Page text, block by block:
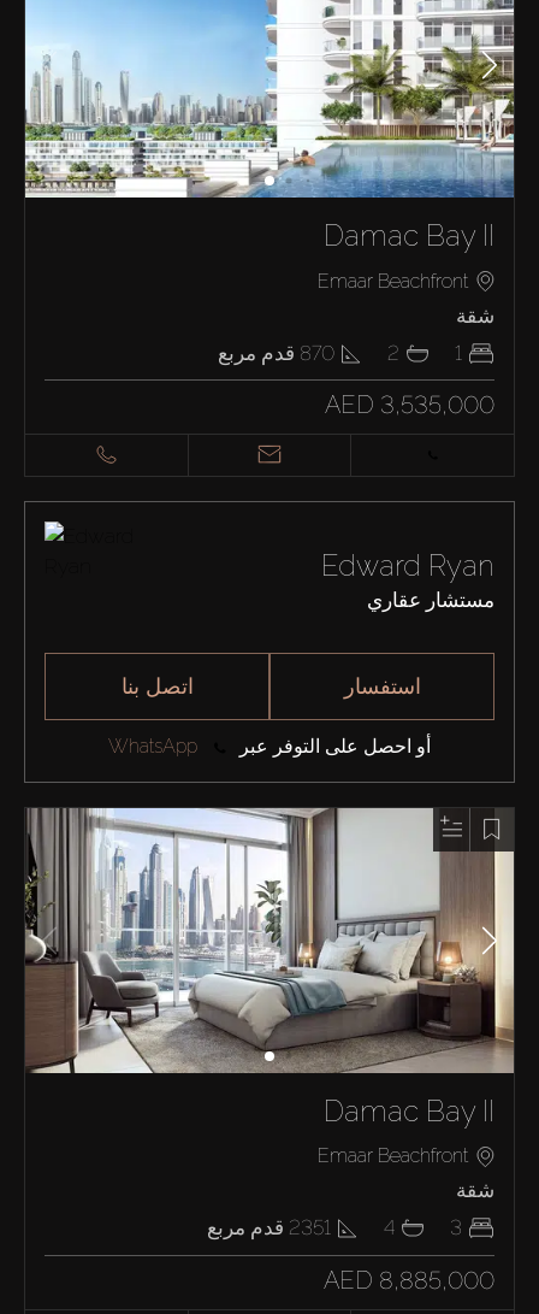
Damac Bay II
Emaar Beachfront
شقة
1
2
870 قدم مربع
AED 3,535,000
Edward Ryan
مستشار عقاري
اتصل بنا استفسار
أو احصل على التوفر عبر WhatsApp
Damac Bay II
Emaar Beachfront
شقة
3
4
2351 قدم مربع
AED 8,885,000